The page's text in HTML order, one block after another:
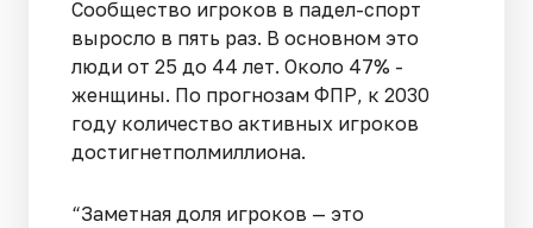
Сообщество игроков в падел-спорт
выросло в пять раз. В основном это
люди от 25 до 44 лет. Около 47% -
женщины. По прогнозам ФПР, к 2030
году количество активных игроков
достигнетполмиллиона.
“Заметная доля игроков — это